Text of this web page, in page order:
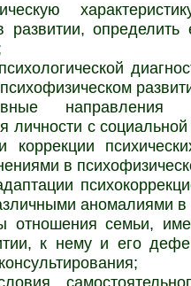
развитии, определить
направления
личности с
коррекции
в
аномалиями в
отношения семьи,
к нему и его